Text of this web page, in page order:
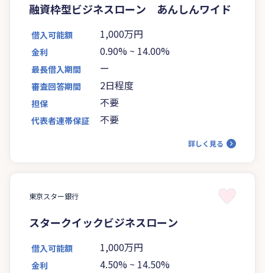
融資枠型ビジネスローン あんしんワイド
借入可能額 1,000万円
金利 0.90% ~ 14.00%
最長借入期間 ー
審査回答期間 2日程度
担保 不要
代表者連帯保証 不要
詳しく見る
東京スター銀行
スタークイックビジネスローン
借入可能額 1,000万円
金利 4.50% ~ 14.50%